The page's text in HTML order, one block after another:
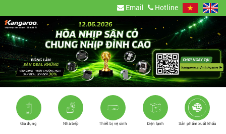
Email Hotline
Gia dụng Nhà bếp Thiết bị vệ sinh Điện lạnh Sản phẩm xuất khẩu